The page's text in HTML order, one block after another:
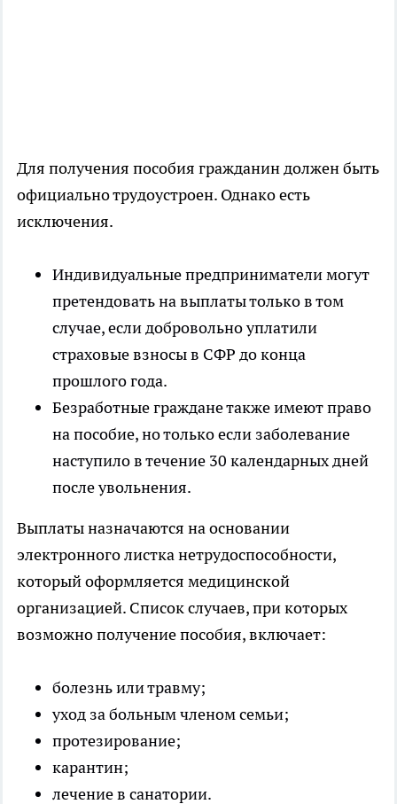
Для получения пособия гражданин должен быть
официально трудоустроен. Однако есть
исключения.
Индивидуальные предприниматели могут
претендовать на выплаты только в том
случае, если добровольно уплатили
страховые взносы в СФР до конца
прошлого года.
Безработные граждане также имеют право
на пособие, но только если заболевание
наступило в течение 30 календарных дней
после увольнения.
Выплаты назначаются на основании
электронного листка нетрудоспособности,
который оформляется медицинской
организацией. Список случаев, при которых
возможно получение пособия, включает:
болезнь или травму;
уход за больным членом семьи;
протезирование;
карантин;
лечение в санатории.